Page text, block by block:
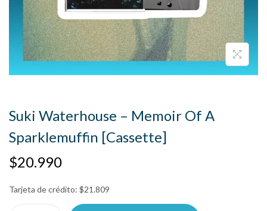
Suki Waterhouse – Memoir Of A
Sparklemuffin [Cassette]
$20.990
Tarjeta de crédito: $21.809